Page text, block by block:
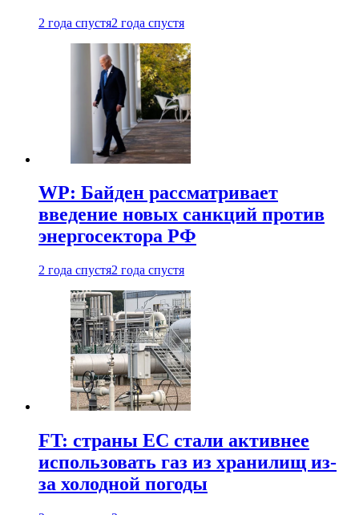
2 года спустя2 года спустя
WP: Байден рассматривает
введение новых санкций против
энергосектора РФ
2 года спустя2 года спустя
FT: страны ЕС стали активнее
использовать газ из хранилищ из-
за холодной погоды